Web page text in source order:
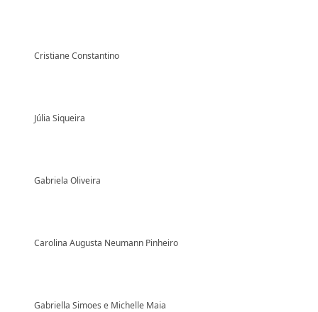
Cristiane Constantino
Júlia Siqueira
Gabriela Oliveira
Carolina Augusta Neumann Pinheiro
Gabriella Simoes e Michelle Maia